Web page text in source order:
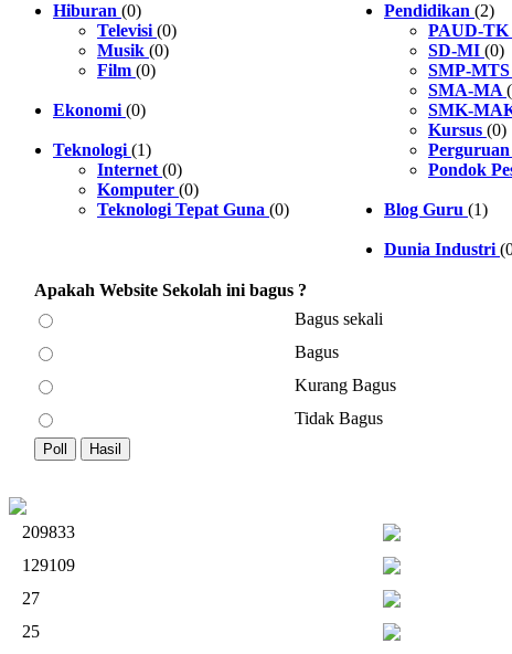
Pendidikan (2)
PAUD-TK
SD-MI (0)
SMP-MTS
SMA-MA
SMK-
Kursus (0)
Pondok
Blog Guru (1)
Dunia Industri
Hiburan (0)
Televisi (0)
Musik (0)
Film (0)
Ekonomi (0)
Teknologi (1)
Internet (0)
Komputer (0)
Teknologi Tepat Guna (0)
Apakah Website Sekolah ini bagus ?
Bagus sekali
Bagus
Kurang Bagus
Tidak Bagus
209833
129109
27
25